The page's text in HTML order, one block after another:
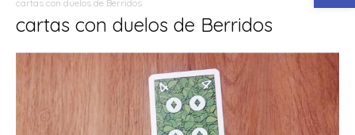
cartas con duelos de Berridos
cartas con duelos de Berridos